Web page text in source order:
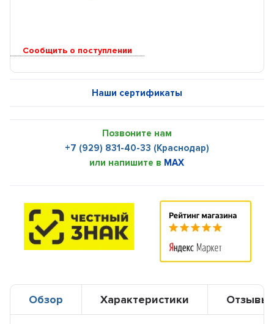
Сообщить о поступлении
Наши сертификаты
Позвоните нам
+7 (929) 831-40-33 (Краснодар)
или напишите в MAX
Обзор Характеристики Отзывы